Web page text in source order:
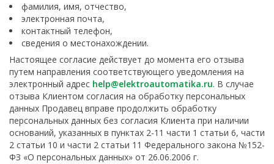
фамилия, имя, отчество,
электронная почта,
контактный телефон,
сведения о местонахождении.
Настоящее согласие действует до момента его отзыва
путем направления соответствующего уведомления на
электронный адрес help@elektroautomatika.ru. В случае
отзыва Клиентом согласия на обработку персональных
данных Продавец вправе продолжить обработку
персональных данных без согласия Клиента при наличии
оснований, указанных в пунктах 2-11 части 1 статьи 6, части
2 статьи 10 и части 2 статьи 11 Федерального закона №152-
ФЗ «О персональных данных» от 26.06.2006 г.